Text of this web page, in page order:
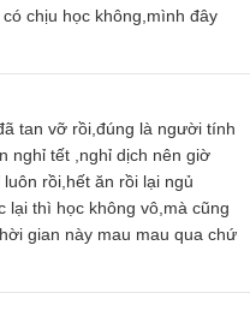
chịu học không,mình đây
tan vỡ rồi,đúng là người tính
nghỉ tết ,nghỉ dịch nên giờ
rồi,hết ăn rồi lại ngủ
lại thì học không vô,mà cũng
gian này mau mau qua chứ